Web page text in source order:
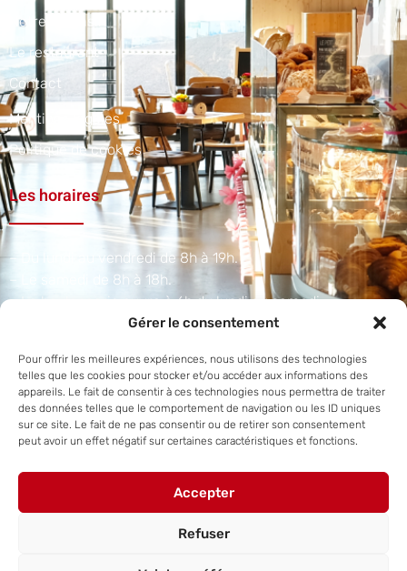
Gérer le consentement
Pour offrir les meilleures expériences, nous utilisons des technologies
telles que les cookies pour stocker et/ou accéder aux informations des
appareils. Le fait de consentir à ces technologies nous permettra de traiter
des données telles que le comportement de navigation ou les ID uniques
sur ce site. Le fait de ne pas consentir ou de retirer son consentement
peut avoir un effet négatif sur certaines caractéristiques et fonctions.
Accepter
Refuser
Notre magasin
Le restaurant
Contact
Mentions légales
Politique de cookies
Les horaires
– Du lundi au vendredi de 8h à 19h.
– Le samedi de 8h à 18h.
– La boulangerie ouvre à 6h du lundi au samedi.​
Adresse et téléphone
1 A Rue du Scharrach, 67310 Traenheim
+33 3 88 50 38 07
Site internet réalisé parSteve Hornecker.